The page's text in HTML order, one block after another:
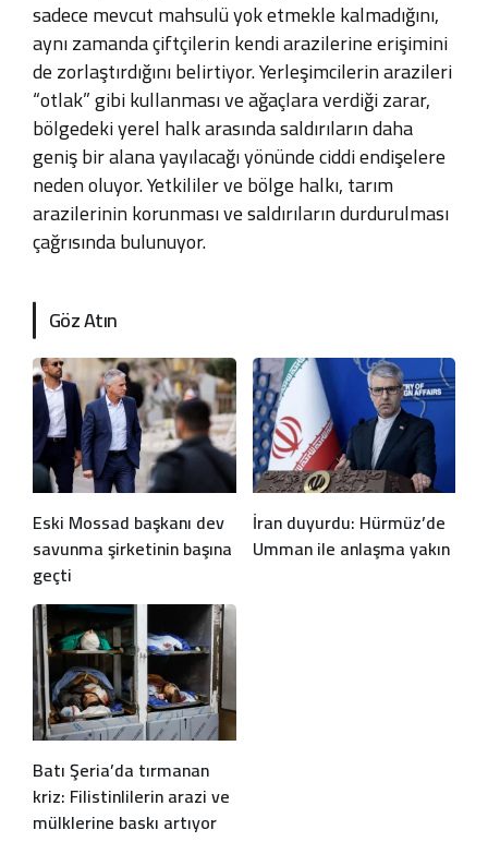
sadece mevcut mahsulü yok etmekle kalmadığını,
aynı zamanda çiftçilerin kendi arazilerine erişimini
de zorlaştırdığını belirtiyor. Yerleşimcilerin arazileri
“otlak” gibi kullanması ve ağaçlara verdiği zarar,
bölgedeki yerel halk arasında saldırıların daha
geniş bir alana yayılacağı yönünde ciddi endişelere
neden oluyor. Yetkililer ve bölge halkı, tarım
arazilerinin korunması ve saldırıların durdurulması
çağrısında bulunuyor.
Göz Atın
Eski Mossad başkanı dev
savunma şirketinin başına
geçti
İran duyurdu: Hürmüz’de
Umman ile anlaşma yakın
Batı Şeria’da tırmanan
kriz: Filistinlilerin arazi ve
mülklerine baskı artıyor